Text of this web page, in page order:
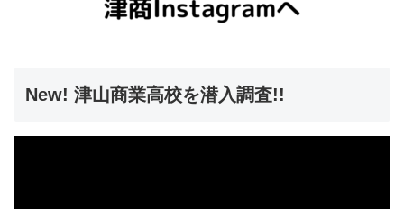
New! 津山商業高校を潜入調査!!